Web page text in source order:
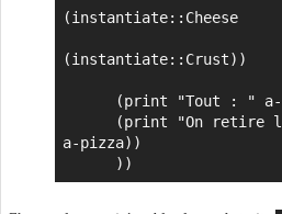
(instantiate::Cheese
(instantiate::Crust))
a-pizza))
      ))